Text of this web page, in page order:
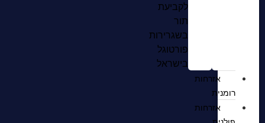
לקביעת
תור
בשגרירות
פורטוגל
בישראל
אזרחות
רומנית
אזרחות